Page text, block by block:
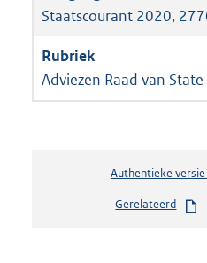
Staatscourant 2020,
Adviezen Raad van State
Authentieke versie
Gerelateerd